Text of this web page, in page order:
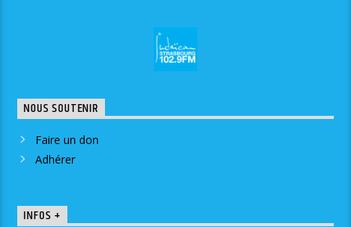
NOUS SOUTENIR
Faire un don
Adhérer
INFOS +